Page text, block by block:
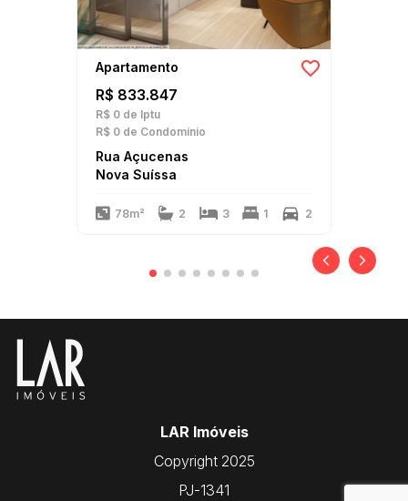
Apartamento
R$ 833.847
R$ 0 de Iptu
R$ 0 de Condomínio
Rua Açucenas
Nova Suíssa
78m² 2 3 1 2
LAR Imóveis
Copyright 2025
PJ-1341